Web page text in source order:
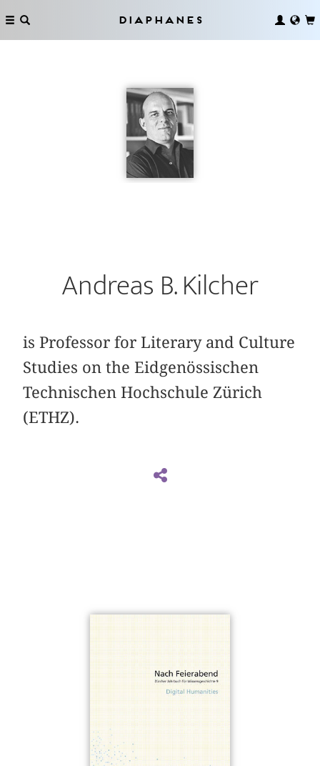
Diaphanes
Andreas B. Kilcher
is Professor for Literary and Culture
Studies on the Eidgenössischen
Technischen Hochschule Zürich
(ETHZ).